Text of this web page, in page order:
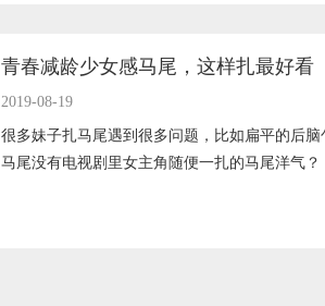
青春减龄少女感马尾，这样扎最好看
2019-08-19
很多妹子扎马尾遇到很多问题，比如扁平的后
马尾没有电视剧里女主角随便一扎的马尾洋气？